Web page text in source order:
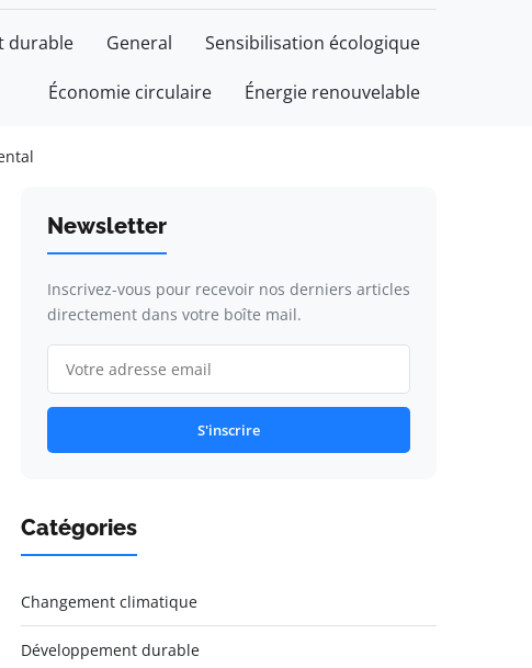
durable General Sensibilisation écologique
Économie circulaire Énergie renouvelable
Newsletter
Inscrivez-vous pour recevoir nos derniers articles
directement dans votre boîte mail.
S'inscrire
Catégories
Changement climatique
Développement durable